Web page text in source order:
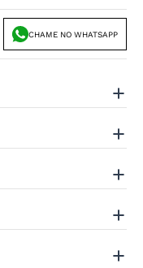
CHAME NO WHATSAPP